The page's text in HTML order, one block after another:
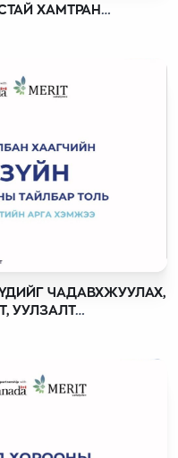
ХАМТРАН
ЧАДАВХЖУУЛАХ,
УУЛЗАЛТ